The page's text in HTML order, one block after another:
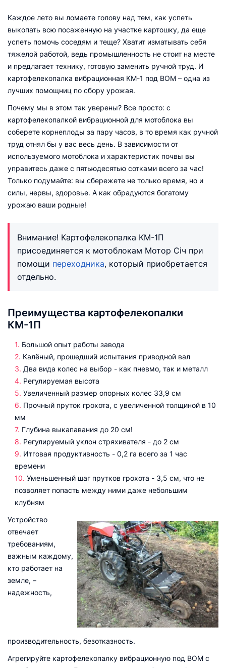
Каждое лето вы ломаете голову над тем, как успеть
выкопать всю посаженную на участке картошку, да еще
успеть помочь соседям и теще? Хватит изматывать себя
тяжелой работой, ведь промышленность не стоит на месте
и предлагает технику, готовую заменить ручной труд. И
картофелекопалка вибрационная КМ-1 под ВОМ – одна из
лучших помощниц по сбору урожая.
Почему мы в этом так уверены? Все просто: с
картофелекопалкой вибрационной для мотоблока вы
соберете корнеплоды за пару часов, в то время как ручной
труд отнял бы у вас весь день. В зависимости от
используемого мотоблока и характеристик почвы вы
управитесь даже с пятьюдесятью сотками всего за час!
Только подумайте: вы сбережете не только время, но и
силы, нервы, здоровье. А как обрадуются богатому
урожаю ваши родные!
Внимание! Картофелекопалка КМ-1П
присоединяется к мотоблокам Мотор Сiч при
помощи переходника, который приобретается
отдельно.
Преимущества картофелекопалки
КМ-1П
Большой опыт работы завода
Калёный, прошедший испытания приводной вал
Два вида колес на выбор - как пневмо, так и металл
Регулируемая высота
Увеличенный размер опорных колес 33,9 см
Прочный пруток грохота, с увеличенной толщиной в 10
мм
Глубина выкапавания до 20 см!
Регулируемый уклон стряхивателя - до 2 см
Итговая продуктивность - 0,2 га всего за 1 час
времени
Уменьшенный шаг прутков грохота - 3,5 см, что не
позволяет попасть между ними даже небольшим
клубням
Устройство
отвечает
требованиям,
важным каждому,
кто работает на
земле, –
надежность,
производительность, безотказность.
Агрегируйте картофелекопалку вибрационную под ВОМ с